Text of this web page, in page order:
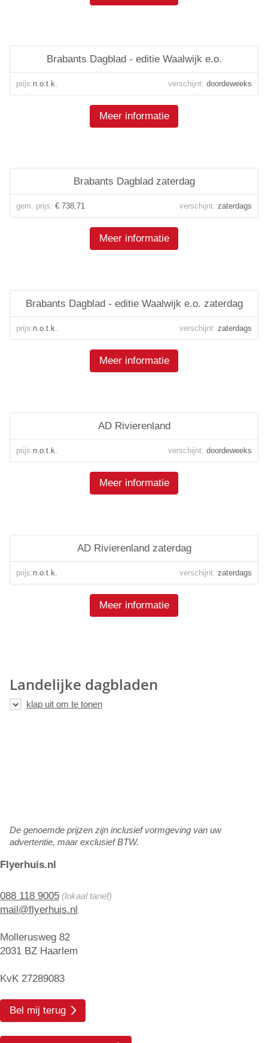
Flyerhuis.nl
088 118 9005 (lokaal tarief)
mail@flyerhuis.nl
Mollerusweg 82
2031 BZ Haarlem
KvK 27289083
Bel mij terug
Brabants Dagblad - editie Waalwijk e.o.
prijs:n.o.t.k. verschijnt: doordeweeks
Meer informatie
Brabants Dagblad zaterdag
gem. prijs: € 738,71 verschijnt: zaterdags
Meer informatie
Brabants Dagblad - editie Waalwijk e.o. zaterdag
prijs:n.o.t.k. verschijnt: zaterdags
Meer informatie
AD Rivierenland
prijs:n.o.t.k. verschijnt: doordeweeks
Meer informatie
AD Rivierenland zaterdag
prijs:n.o.t.k. verschijnt: zaterdags
Meer informatie
Landelijke dagbladen
De genoemde prijzen zijn inclusief vormgeving van uw
advertentie, maar exclusief BTW.